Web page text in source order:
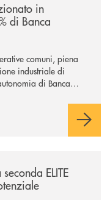
in
di Banca
comuni, piena
industriale di
di Banca
dell’operazione.
ELITE